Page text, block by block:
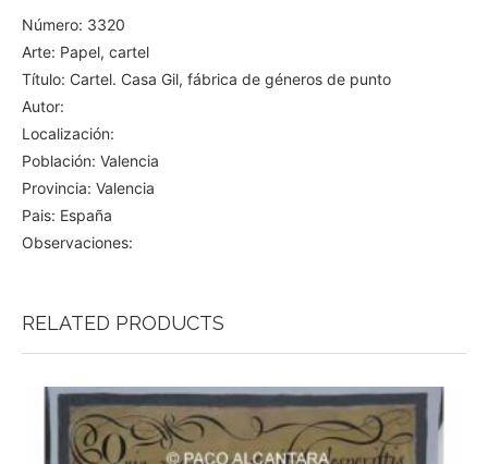
Número: 3320
Arte: Papel, cartel
Título: Cartel. Casa Gil, fábrica de géneros de punto
Autor:
Localización:
Población: Valencia
Provincia: Valencia
Pais: España
Observaciones:
RELATED PRODUCTS